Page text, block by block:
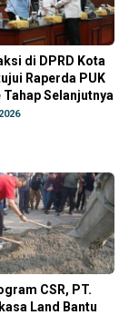
di DPRD Kota
Raperda PUK
Tahap Selanjutnya
CSR, PT.
Land Bantu